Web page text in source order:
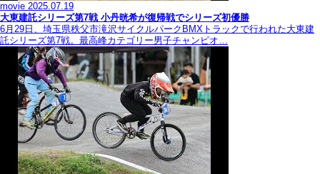
movie 2025.07.19
大東建託シリーズ第7戦 ⼩丹晄希が復帰戦でシリーズ初優勝
6月29日、埼玉県秩父市滝沢サイクルパークBMXトラックで行われた大東建
託シリーズ第7戦。最高峰カテゴリー男子チャンピオ…